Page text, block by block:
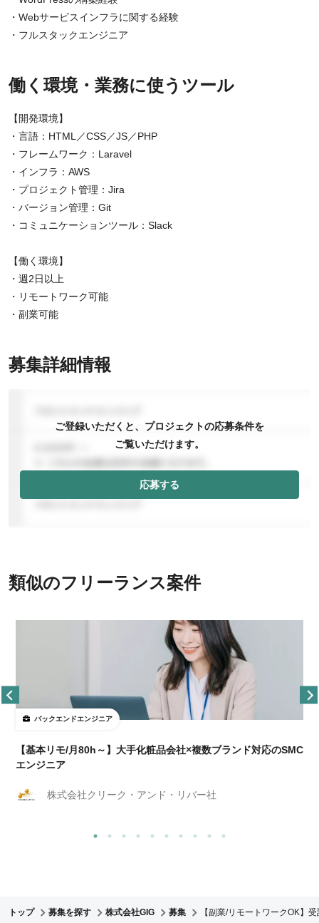
・Webサービスインフラに関する経験
・フルスタックエンジニア
働く環境・業務に使うツール
【開発環境】
・言語：HTML／CSS／JS／PHP
・フレームワーク：Laravel
・インフラ：AWS
・プロジェクト管理：Jira
・バージョン管理：Git
・コミュニケーションツール：Slack
【働く環境】
・週2日以上
・リモートワーク可能
・副業可能
募集詳細情報
ご登録いただくと、プロジェクトの応募条件を
ご覧いただけます。
応募する
類似のフリーランス案件
バックエンドエンジニア
【基本リモ/月80h～】大手化粧品会社×複数ブランド対応のSMC
エンジニア
株式会社クリーク・アンド・リバー社
トップ 募集を探す 株式会社GIG 募集 【副業/リモートワークOK】